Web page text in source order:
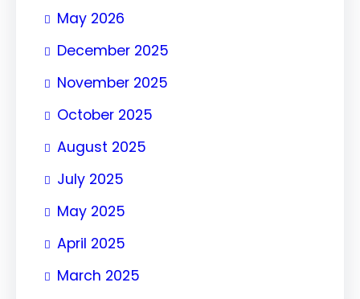
May 2026
December 2025
November 2025
October 2025
August 2025
July 2025
May 2025
April 2025
March 2025